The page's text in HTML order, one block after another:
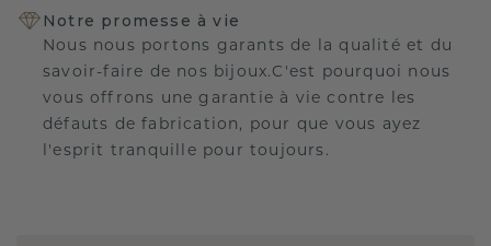
Notre promesse à vie
Nous nous portons garants de la qualité et du
savoir-faire de nos bijoux.C'est pourquoi nous
vous offrons une garantie à vie contre les
défauts de fabrication, pour que vous ayez
l'esprit tranquille pour toujours.